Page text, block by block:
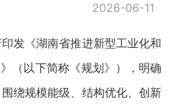
2026-06-11
《湖南省推进新型工业化和
（以下简称《规划》），明确
绕规模能级、结构优化、创新